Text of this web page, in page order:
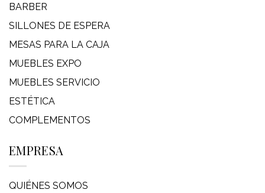
BARBER
SILLONES DE ESPERA
MESAS PARA LA CAJA
MUEBLES EXPO
MUEBLES SERVICIO
ESTÉTICA
COMPLEMENTOS
EMPRESA
QUIÉNES SOMOS